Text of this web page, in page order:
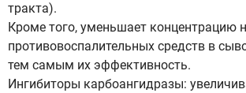
тракта).
Кроме того, уменьшает концентрацию
противовоспалительных средств в
тем самым их эффективность.
Ингибиторы карбоангидразы: